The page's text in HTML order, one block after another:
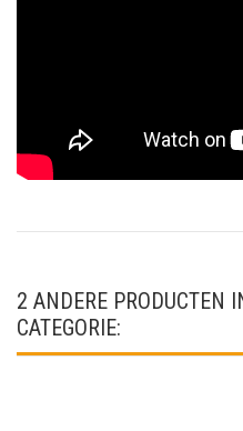
2 ANDERE PRODUCTEN
CATEGORIE: